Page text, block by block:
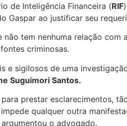
de Inteligência Financeira (RIF
Gaspar ao justificar seu
não tem nenhuma relação com
criminosas.
sigilosos de uma
Suguimori Santos.
para prestar esclarecimentos,
qualquer outra
o advogado.